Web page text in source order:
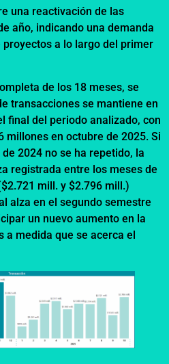
una reactivación de las
año, indicando una demanda
a lo largo del primer
de los 18 meses, se
transacciones se mantiene en
final del periodo analizado, con
millones en octubre de 2025. Si
2024 no se ha repetido, la
registrada entre los meses de
mill. y $2.796 mill.)
alza en el segundo semestre
un nuevo aumento en la
a medida que se acerca el